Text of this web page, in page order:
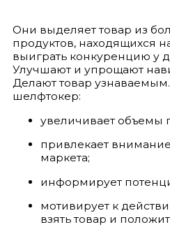
Они выделяет товар из
продуктов, находящихся
выиграть конкуренцию у
Улучшают и упрощают
Делают товар
шелфтокер:
увеличивает объемы
привлекает
маркета;
информирует
мотивирует к
взять товар и